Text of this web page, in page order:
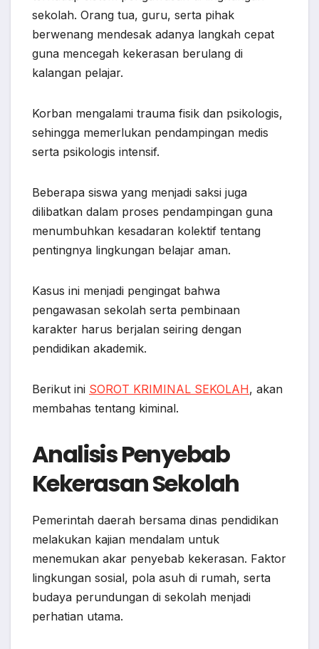
sekolah. Orang tua, guru, serta pihak
berwenang mendesak adanya langkah cepat
guna mencegah kekerasan berulang di
kalangan pelajar.
Korban mengalami trauma fisik dan psikologis,
sehingga memerlukan pendampingan medis
serta psikologis intensif.
Beberapa siswa yang menjadi saksi juga
dilibatkan dalam proses pendampingan guna
menumbuhkan kesadaran kolektif tentang
pentingnya lingkungan belajar aman.
Kasus ini menjadi pengingat bahwa
pengawasan sekolah serta pembinaan
karakter harus berjalan seiring dengan
pendidikan akademik.
Berikut ini SOROT KRIMINAL SEKOLAH, akan
membahas tentang kiminal.
Analisis Penyebab
Kekerasan Sekolah
Pemerintah daerah bersama dinas pendidikan
melakukan kajian mendalam untuk
menemukan akar penyebab kekerasan. Faktor
lingkungan sosial, pola asuh di rumah, serta
budaya perundungan di sekolah menjadi
perhatian utama.